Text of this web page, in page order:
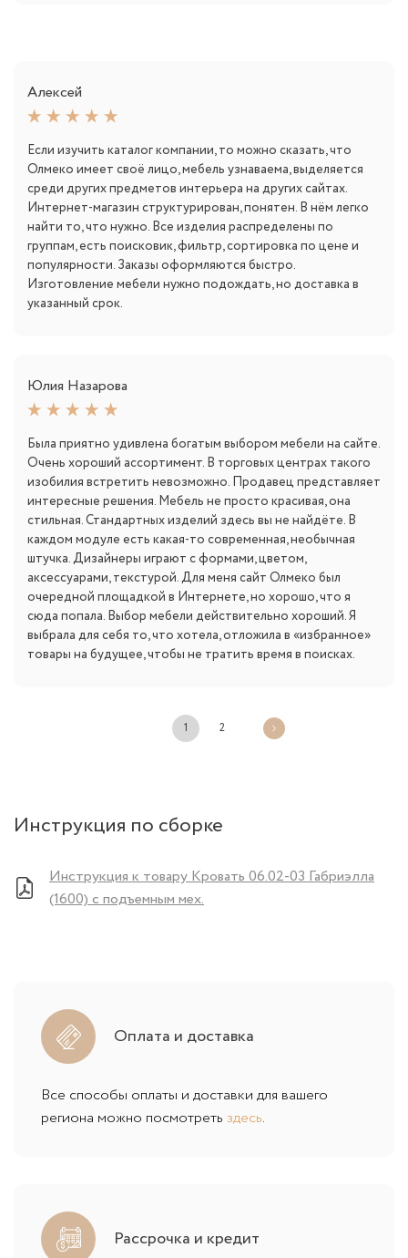
Алексей
Если изучить каталог компании, то можно сказать, что
Олмеко имеет своё лицо, мебель узнаваема, выделяется
среди других предметов интерьера на других сайтах.
Интернет-магазин структурирован, понятен. В нём легко
найти то, что нужно. Все изделия распределены по
группам, есть поисковик, фильтр, сортировка по цене и
популярности. Заказы оформляются быстро.
Изготовление мебели нужно подождать, но доставка в
указанный срок.
Юлия Назарова
Была приятно удивлена богатым выбором мебели на сайте.
Очень хороший ассортимент. В торговых центрах такого
изобилия встретить невозможно. Продавец представляет
интересные решения. Мебель не просто красивая, она
стильная. Стандартных изделий здесь вы не найдёте. В
каждом модуле есть какая-то современная, необычная
штучка. Дизайнеры играют с формами, цветом,
аксессуарами, текстурой. Для меня сайт Олмеко был
очередной площадкой в Интернете, но хорошо, что я
сюда попала. Выбор мебели действительно хороший. Я
выбрала для себя то, что хотела, отложила в «избранное»
товары на будущее, чтобы не тратить время в поисках.
1 2
Инструкция по сборке
Инструкция к товару Кровать 06.02-03 Габриэлла
(1600) с подъемным мех.
Оплата и доставка
Все способы оплаты и доставки для вашего
региона можно посмотреть здесь.
Рассрочка и кредит